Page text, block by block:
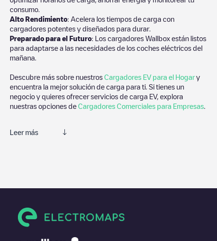
consumo.
Alto Rendimiento: Acelera los tiempos de carga con
cargadores potentes y diseñados para durar.
Preparado para el Futuro: Los cargadores Wallbox están listos
para adaptarse a las necesidades de los coches eléctricos del
mañana.
Descubre más sobre nuestros Cargadores EV para el Hogary
encuentra la mejor solución de carga para ti. Si tienes un
negocio y quieres ofrecer servicios de carga EV, explora
nuestras opciones de Cargadores Comerciales para Empresas
Leer más
su vehículo eléctrico.